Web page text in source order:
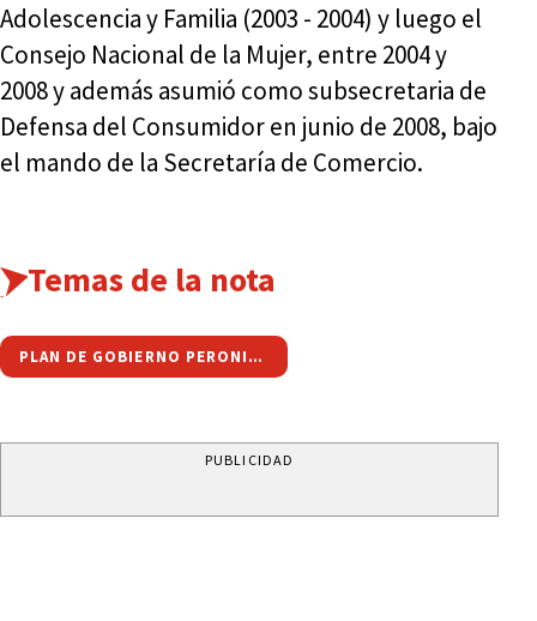
Adolescencia y Familia (2003 - 2004) y luego el
Consejo Nacional de la Mujer, entre 2004 y
2008 y además asumió como subsecretaria de
Defensa del Consumidor en junio de 2008, bajo
el mando de la Secretaría de Comercio.
Temas de la nota
PLAN DE GOBIERNO PERONISTA
PUBLICIDAD